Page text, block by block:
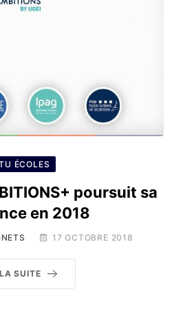
ÉCOLES
poursuit sa
en 2018
17 OCTOBRE 2018
SUITE